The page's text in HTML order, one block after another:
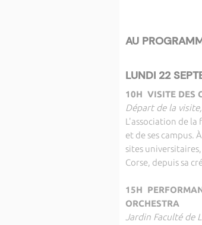
AU
LUNDI 22
10H VISITE DES
Départ de la
L'association de la
et de ses campus.
sites
Corse, depuis sa
15H
ORCHESTRA
Jardin Faculté de